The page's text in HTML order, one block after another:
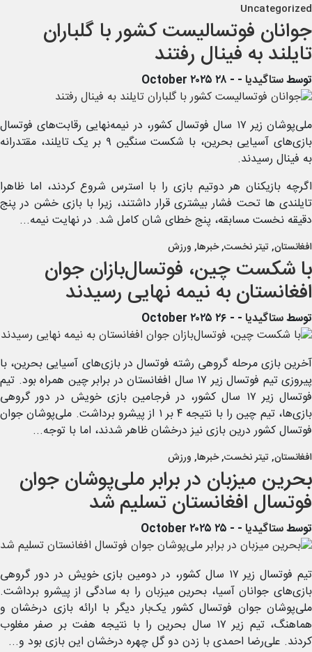
Uncategorized
جوانان فوتسالیست کشور با گلباران
تایلند به فینال رفتند
توسطستاگیدیا- - ۲۸ October ۲۰۲۵
ملی‌پوشان زیر ۱۷ سال فوتسال کشور، در نیمه‌نهایی رقابت‌های فوتسال
بازی‌های آسیایی بحرین، با شکست سنگین ۹ بر یک تایلند، مقتدرانه
به فینال رسیدند.
اگرچه بازیکنان هر دوتیم بازی را با استرس شروع کردند، اما ظاهرا
تایلندی ها تحت فشار بیشتری قرار داشتند، زیرا با بازی خشن در پنج
دقیقه نخست مسابقه، پنج خطای شان کامل شد. در نهایت نیمه...
افغانستان, تیتر نخست,خبرها, ورزش
با شکست چین، فوتسال‌بازان جوان
افغانستان به نیمه نهایی رسیدند
توسطستاگیدیا- - ۲۶ October ۲۰۲۵
آخرین بازی مرحله گروهی رشته فوتسال در بازی‌های آسیایی بحرین، با
پیروزی تیم فوتسال زیر ۱۷ سال افغانستان در برابر چین همراه بود. تیم
فوتسال زیر ۱۷ سال کشور، در فرجامین بازی خویش در دور گروهی
بازی‌ها، تیم چین را با نتیجه ۴ بر ۱ از پیشرو برداشت. ملی‌پوشان جوان
فوتسال کشور درین بازی نیز درخشان ظاهر شدند، اما با توجه...
افغانستان, تیتر نخست,خبرها, ورزش
بحرین میزبان در برابر ملی‌پوشان جوان
فوتسال افغانستان تسلیم شد
توسطستاگیدیا- - ۲۵ October ۲۰۲۵
تیم فوتسال زیر ۱۷ سال کشور، در دومین بازی خویش در دور گروهی
بازی‌های جوانان آسیا، بحرین میزبان را به سادگی از پیشرو برداشت.
ملی‌پوشان جوان فوتسال کشور یک‌بار دیگر با ارائه بازی درخشان و
هماهنگ، تیم زیر ۱۷ سال بحرین را با نتیجه هفت بر صفر مغلوب
کردند. علی‌رضا احمدی با زدن دو گل چهره درخشان این بازی بود و...